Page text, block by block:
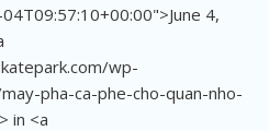
4,
wp-
pha-ca-phe-cho-quan-nho-
in <a